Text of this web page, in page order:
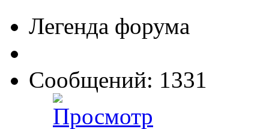
Легенда форума
Сообщений: 1331